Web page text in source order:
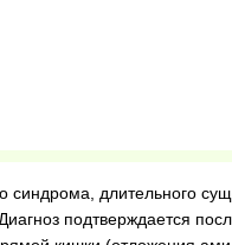
длительного
подтверждается